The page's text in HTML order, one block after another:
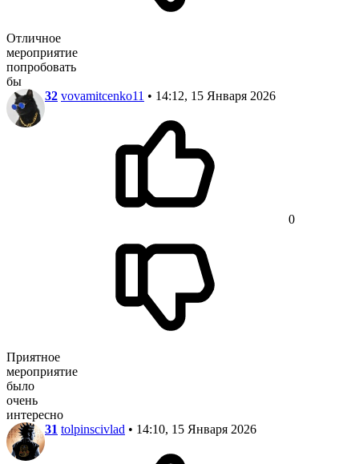
Отличное
мероприятие
попробовать
бы
32 vovamitcenko11 • 14:12, 15 Января 2026
0
Приятное
мероприятие
было
очень
интересно
31 tolpinscivlad • 14:10, 15 Января 2026